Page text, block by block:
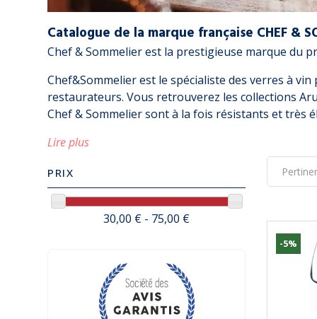
Catalogue de la marque française CHEF &
Chef & Sommelier est la prestigieuse marque du
Chef&Sommelier est le spécialiste des verres à
restaurateurs. Vous retrouverez les collections
Chef & Sommelier sont à la fois résistants et très
Lire plus
PRIX
30,00 € - 75,00 €
-5%